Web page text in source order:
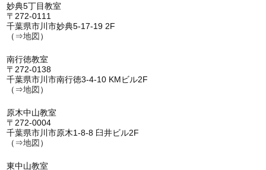
妙典5丁目教室
〒272-0111
千葉県市川市妙典5-17-19 2F
（⇒地図 ）
南行徳教室
〒272-0138
千葉県市川市南行徳3-4-10 KMビル2F
（⇒地図 ）
原木中山教室
〒272-0004
千葉県市川市原木1-8-8 臼井ビル2F
（⇒地図 ）
東中山教室